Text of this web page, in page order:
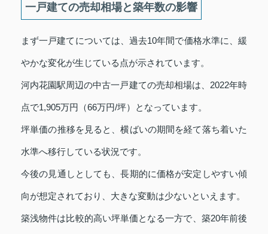
一戸建ての売却相場と築年数の影響
まず一戸建てについては、過去10年間で価格水準に、緩
やかな変化が生じている点が示されています。
河内花園駅周辺の中古一戸建ての売却相場は、2022年時
点で1,905万円（66万円/坪）となっています。
坪単価の推移を見ると、横ばいの期間を経て落ち着いた
水準へ移行している状況です。
今後の見通しとしても、長期的に価格が安定しやすい傾
向が想定されており、大きな変動は少ないといえます。
築浅物件は比較的高い坪単価となる一方で、築20年前後